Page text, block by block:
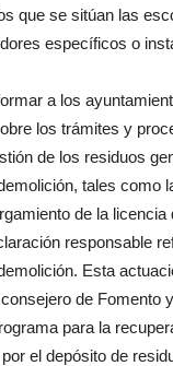
que se sitúan las
específicos o
a los
los trámites y
de los residuos
tales como
de la licencia
responsable
Esta
de Fomento
para la
el depósito de